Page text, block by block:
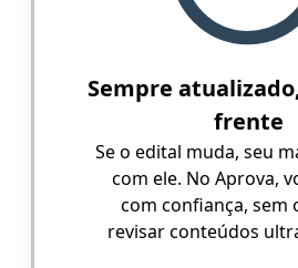
Sempre
frente
Se o edital muda, seu
com ele. No Aprova,
com confiança, sem
revisar conteúdos